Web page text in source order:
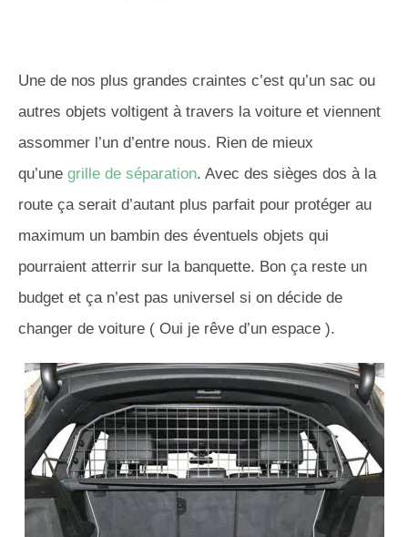
Une de nos plus grandes craintes c’est qu’un sac ou
autres objets voltigent à travers la voiture et viennent
assommer l’un d’entre nous. Rien de mieux
qu’une grille de séparation. Avec des sièges dos à la
route ça serait d’autant plus parfait pour protéger au
maximum un bambin des éventuels objets qui
pourraient atterrir sur la banquette. Bon ça reste un
budget et ça n’est pas universel si on décide de
changer de voiture ( Oui je rêve d’un espace ).